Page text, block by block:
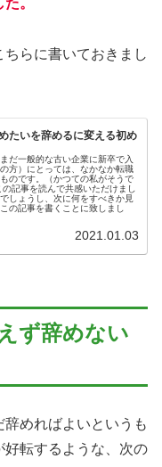
。
らに書いておきまし
たいを辞めるに変える初め
だ一般的な古い企業に新卒で入
方）にとっては、なかなか転職
のです。（かつての私がそうで
記事を読んで共感いただけまし
しょうし、次に何をすべきか見
の記事を書くことに致しまし
2021.01.03
ず辞めない
めればよいというも
転するような、次の